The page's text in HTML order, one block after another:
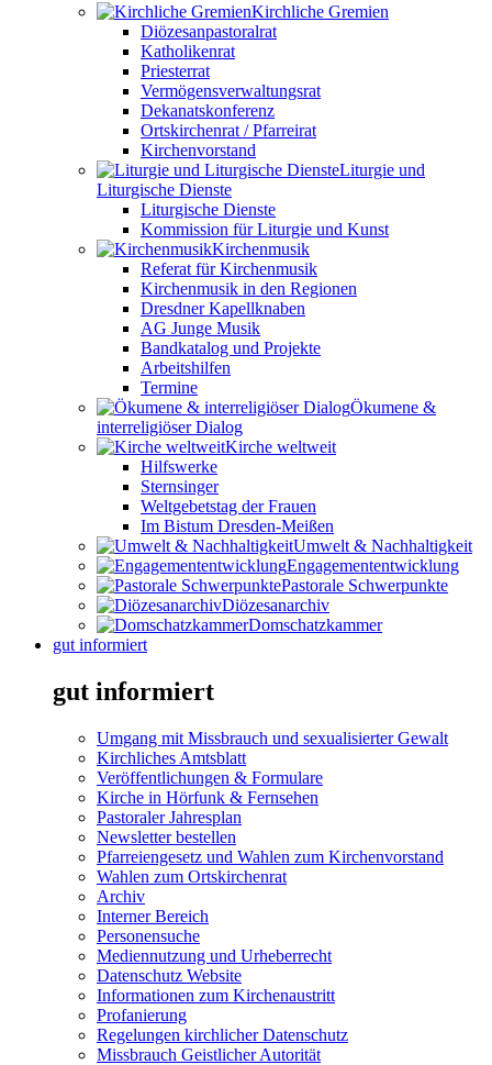
Kirchliche Gremien
Diözesanpastoralrat
Katholikenrat
Priesterrat
Vermögensverwaltungsrat
Dekanatskonferenz
Ortskirchenrat / Pfarreirat
Kirchenvorstand
Liturgie und
Liturgische Dienste
Liturgische Dienste
Kommission für Liturgie und Kunst
Kirchenmusik
Referat für Kirchenmusik
Kirchenmusik in den Regionen
Dresdner Kapellknaben
AG Junge Musik
Bandkatalog und Projekte
Arbeitshilfen
Termine
Ökumene &
interreligiöser Dialog
Kirche weltweit
Hilfswerke
Sternsinger
Weltgebetstag der Frauen
Im Bistum Dresden-Meißen
Umwelt & Nachhaltigkeit
Engagemententwicklung
Pastorale Schwerpunkte
Diözesanarchiv
Domschatzkammer
gut informiert
gut informiert
Umgang mit Missbrauch und sexualisierter Gewalt
Kirchliches Amtsblatt
Veröffentlichungen & Formulare
Kirche in Hörfunk & Fernsehen
Pastoraler Jahresplan
Newsletter bestellen
Pfarreiengesetz und Wahlen zum Kirchenvorstand
Wahlen zum Ortskirchenrat
Archiv
Interner Bereich
Personensuche
Mediennutzung und Urheberrecht
Datenschutz Website
Informationen zum Kirchenaustritt
Profanierung
Regelungen kirchlicher Datenschutz
Missbrauch Geistlicher Autorität